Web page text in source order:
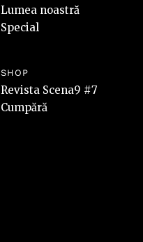
Lumea noastră
Special
SHOP
Revista Scena9 #7
Cumpără